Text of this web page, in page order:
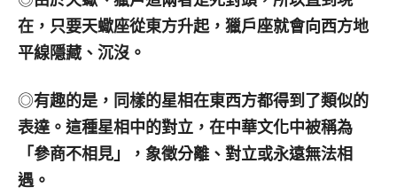
在，只要天蠍座從東方升起，獵戶座就會向西方地
平線隱藏、沉沒。
◎有趣的是，同樣的星相在東西方都得到了類似的
表達。這種星相中的對立，在中華文化中被稱為
「參商不相見」，象徵分離、對立或永遠無法相
遇。